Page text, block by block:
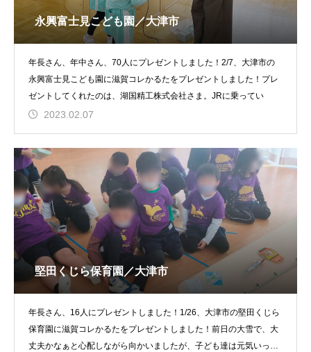
永興富士見こども園／大津市
年長さん、年中さん、70人にプレゼントしました！2/7、大津市の
永興富士見こども園に滋賀コレかるたをプレゼントしました！プレ
ゼントしてくれたのは、湖国精工株式会社さま。JRに乗ってい
2023.02.07
堅田くじら保育園／大津市
年長さん、16人にプレゼントしました！1/26、大津市の堅田くじら
保育園に滋賀コレかるたをプレゼントしました！前日の大雪で、大
丈夫かなぁと心配しながら向かいましたが、子ども達は元気いっぱ